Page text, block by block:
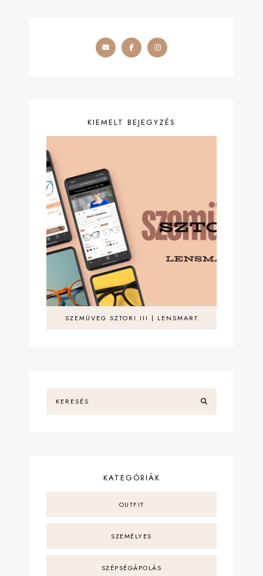
KIEMELT BEJEGYZÉS
SZEMÜVEG SZTORI III | LENSMART
KATEGÓRIÁK
OUTFIT
SZEMÉLYES
SZÉPSÉGÁPOLÁS